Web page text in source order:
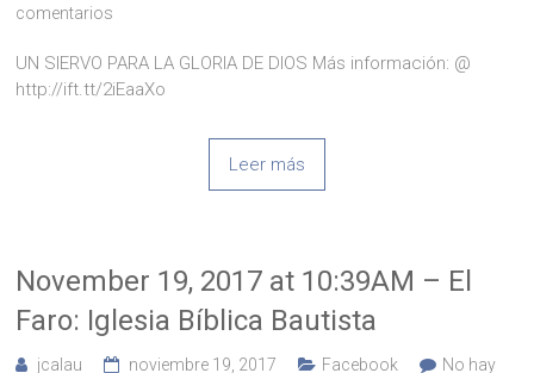
comentarios
UN SIERVO PARA LA GLORIA DE DIOS Más información: @
http://ift.tt/2iEaaXo
Leer más
November 19, 2017 at 10:39AM – El
Faro: Iglesia Bíblica Bautista
jcalau noviembre 19, 2017 Facebook
No hay